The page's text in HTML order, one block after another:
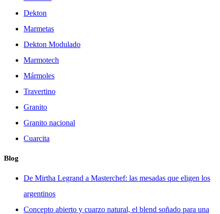
Dekton
Marmetas
Dekton Modulado
Marmotech
Mármoles
Travertino
Granito
Granito nacional
Cuarcita
Blog
De Mirtha Legrand a Masterchef: las mesadas que eligen los
argentinos
Concepto abierto y cuarzo natural, el blend soñado para una